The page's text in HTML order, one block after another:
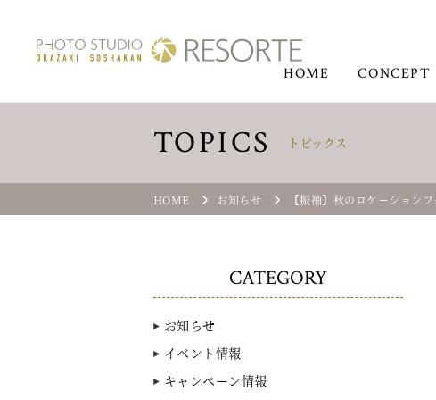
HOME CONCEPT
TOPICS トピックス
HOME お知らせ 【振袖】秋のロケーション
CATEGORY
お知らせ
イベント情報
キャンペーン情報